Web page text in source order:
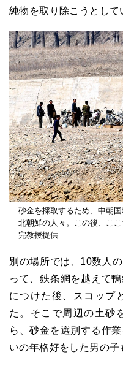
純物を取り除こうとして
砂金を採取するため、中朝
北朝鮮の人々。この後、こ
完教授提供
別の場所では、10数人
って、鉄条網を越えて
につけた後、スコップ
た。そこで周辺の土砂
ら、砂金を選別する作
いの年格好をした男の子